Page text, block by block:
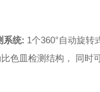
系统: 1个360°自动旋转
色皿检测结构，
同时